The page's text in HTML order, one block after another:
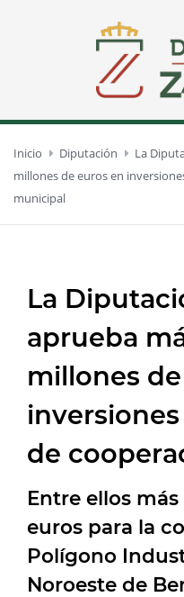
Inicio Diputación
La
millones de euros en
municipal
La
aprueba
millones
de
Entre ellos
euros para la
Polígono
Noroeste de